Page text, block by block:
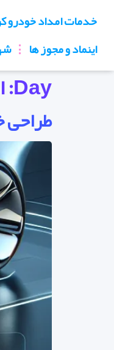
خدمات امداد خودرو
اینماد و مجوز ها
Day:
طراحی